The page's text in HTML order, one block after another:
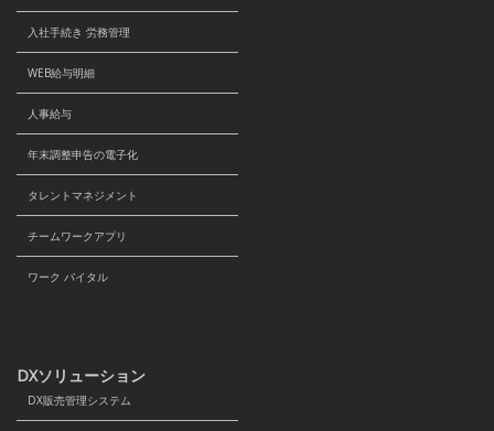
入社手続き 労務管理
WEB給与明細
人事給与
年末調整申告の電子化
タレントマネジメント
チームワークアプリ
ワーク バイタル
DXソリューション
DX販売管理システム